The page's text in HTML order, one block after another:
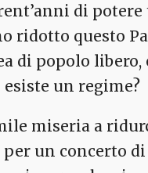
di
ridotto questo
di popolo
un regime?
miseria a
un concerto di